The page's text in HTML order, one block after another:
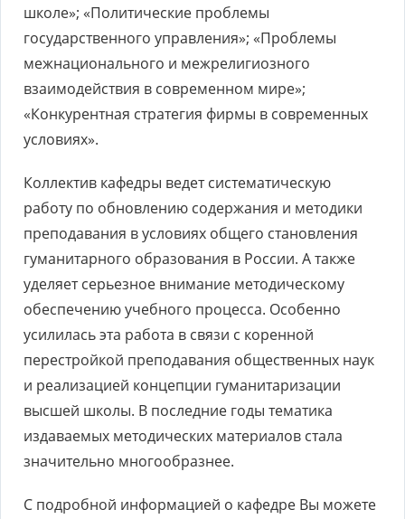
школе»; «Политические проблемы
государственного управления»; «Проблемы
межнационального и межрелигиозного
взаимодействия в современном мире»;
«Конкурентная стратегия фирмы в современных
условиях».
Коллектив кафедры ведет систематическую
работу по обновлению содержания и методики
преподавания в условиях общего становления
гуманитарного образования в России. А также
уделяет серьезное внимание методическому
обеспечению учебного процесса. Особенно
усилилась эта работа в связи с коренной
перестройкой преподавания общественных наук
и реализацией концепции гуманитаризации
высшей школы. В последние годы тематика
издаваемых методических материалов стала
значительно многообразнее.
С подробной информацией о кафедре Вы можете